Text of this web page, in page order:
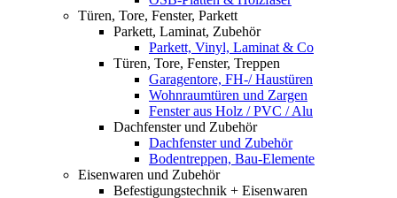
Türen, Tore, Fenster, Parkett
Parkett, Laminat, Zubehör
Parkett, Vinyl, Laminat & Co
Türen, Tore, Fenster, Treppen
Garagentore, FH-/ Haustüren
Wohnraumtüren und Zargen
Fenster aus Holz / PVC / Alu
Dachfenster und Zubehör
Dachfenster und Zubehör
Bodentreppen, Bau-Elemente
Eisenwaren und Zubehör
Befestigungstechnik + Eisenwaren